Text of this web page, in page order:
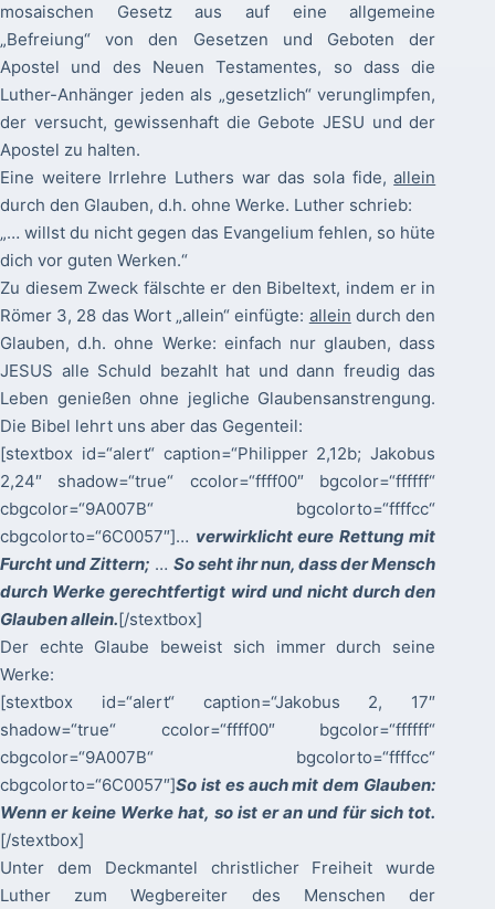
mosaischen Gesetz aus auf eine allgemeine
„Befreiung“ von den Gesetzen und Geboten der
Apostel und des Neuen Testamentes, so dass die
Luther-Anhänger jeden als „gesetzlich“ verunglimpfen,
der versucht, gewissenhaft die Gebote JESU und der
Apostel zu halten.
Eine weitere Irrlehre Luthers war das sola fide,allein
durch den Glauben, d.h. ohne Werke. Luther schrieb:
„… willst du nicht gegen das Evangelium fehlen, so hüte
dich vor guten Werken.“
Zu diesem Zweck fälschte er den Bibeltext, indem er in
Römer 3, 28 das Wort „allein“ einfügte: allein durch den
Glauben, d.h. ohne Werke: einfach nur glauben, dass
JESUS alle Schuld bezahlt hat und dann freudig das
Leben genießen ohne jegliche Glaubensanstrengung.
Die Bibel lehrt uns aber das Gegenteil:
[stextbox id=“alert“ caption=“Philipper 2,12b; Jakobus
2,24″ shadow=“true“ ccolor=“ffff00″ bgcolor=“ffffff“
cbgcolor=“9A007B“ bgcolorto=“ffffcc“
cbgcolorto=“6C0057″]… verwirklicht eure Rettung mit
Furcht und Zittern; … So seht ihr nun, dass der Mensch
durch Werke gerechtfertigt wird und nicht durch den
Glauben allein.[/stextbox]
Der echte Glaube beweist sich immer durch seine
Werke:
[stextbox id=“alert“ caption=“Jakobus 2, 17″
shadow=“true“ ccolor=“ffff00″ bgcolor=“ffffff“
cbgcolor=“9A007B“ bgcolorto=“ffffcc“
cbgcolorto=“6C0057″]So ist es auch mit dem Glauben:
Wenn er keine Werke hat, so ist er an und für sich tot.
[/stextbox]
Unter dem Deckmantel christlicher Freiheit wurde
Luther zum Wegbereiter des Menschen der